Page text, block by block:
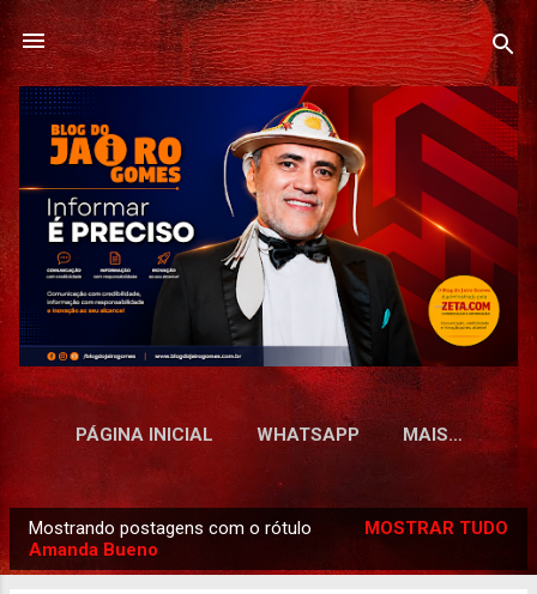
Pular para o conteúdo principal
PÁGINA INICIAL WHATSAPP MAIS…
o
Mostrando postagens com o rótulo
Amanda Bueno
MOSTRAR TUDO